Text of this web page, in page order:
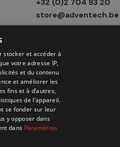
boutique
+32 (0)2 704 93 20
store@adventech.be
stocker et accéder à
votre adresse IP,
et du contenu
et améliorer les
fins et à d’autres,
de l’appareil.
se fonder sur leur
y opposer dans
dans Paramètres